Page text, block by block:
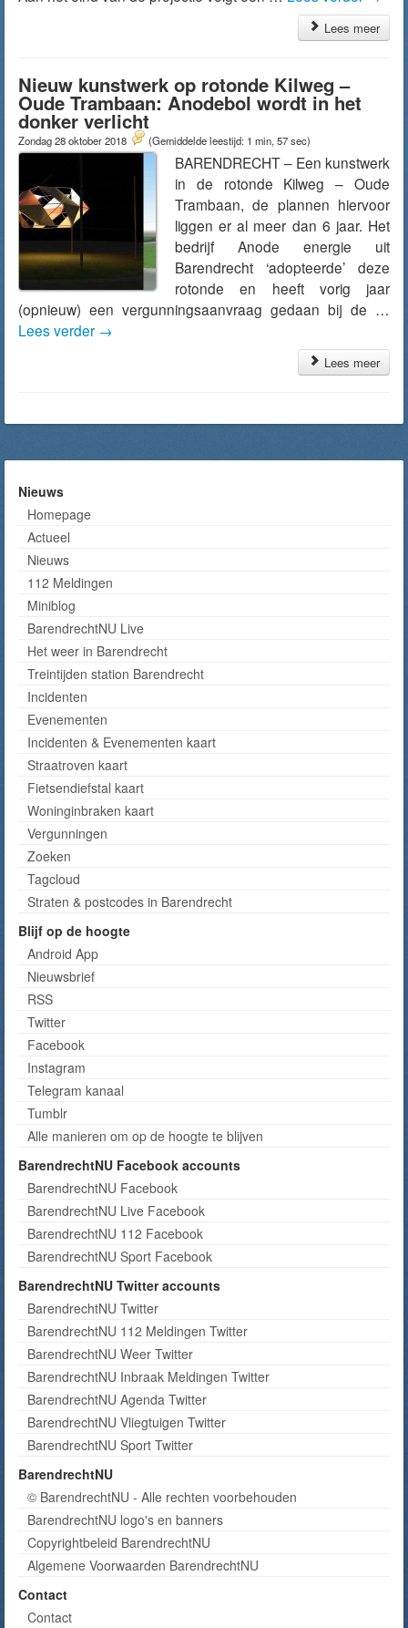
Lees meer
Nieuw kunstwerk op rotonde Kilweg –
Oude Trambaan: Anodebol wordt in het
donker verlicht
Zondag 28 oktober 2018 (Gemiddelde leestijd: 1 min, 57 sec)
BARENDRECHT – Een kunstwerk
in de rotonde Kilweg – Oude
Trambaan, de plannen hiervoor
liggen er al meer dan 6 jaar. Het
bedrijf Anode energie uit
Barendrecht ‘adopteerde’ deze
rotonde en heeft vorig jaar
(opnieuw) een vergunningsaanvraag gedaan bij de …
Lees verder →
Lees meer
Nieuws
Homepage
Actueel
Nieuws
112 Meldingen
Miniblog
BarendrechtNU Live
Het weer in Barendrecht
Treintijden station Barendrecht
Incidenten
Evenementen
Incidenten & Evenementen kaart
Straatroven kaart
Fietsendiefstal kaart
Woninginbraken kaart
Vergunningen
Zoeken
Tagcloud
Straten & postcodes in Barendrecht
Blijf op de hoogte
Android App
Nieuwsbrief
RSS
Twitter
Facebook
Instagram
Telegram kanaal
Tumblr
Alle manieren om op de hoogte te blijven
BarendrechtNU Facebook accounts
BarendrechtNU Facebook
BarendrechtNU Live Facebook
BarendrechtNU 112 Facebook
BarendrechtNU Sport Facebook
BarendrechtNU Twitter accounts
BarendrechtNU Twitter
BarendrechtNU 112 Meldingen Twitter
BarendrechtNU Weer Twitter
BarendrechtNU Inbraak Meldingen Twitter
BarendrechtNU Agenda Twitter
BarendrechtNU Vliegtuigen Twitter
BarendrechtNU Sport Twitter
BarendrechtNU
© BarendrechtNU - Alle rechten voorbehouden
BarendrechtNU logo's en banners
Copyrightbeleid BarendrechtNU
Algemene Voorwaarden BarendrechtNU
Contact
Contact